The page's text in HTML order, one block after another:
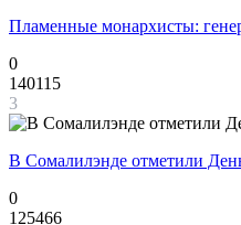
Пламенные монархисты:
0
140115
3
В Сомалилэнде отметили
0
125466